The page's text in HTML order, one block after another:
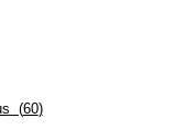
(60)